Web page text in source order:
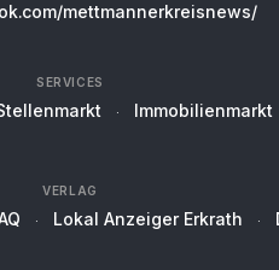
mettmannerkreisnews/
SERVICES
Immobilienmarkt
VERLAG
Lokal Anzeiger Erkrath